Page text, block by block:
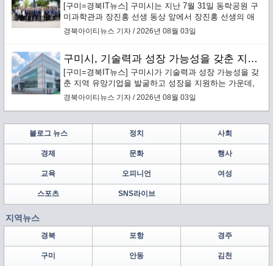
[구미=경북IT뉴스] 구미시는 지난 7월 31일 동락공원 구
미과학관과 장진홍 선생 동상 앞에서 장진홍 선생의 애
국정신을 기리는 ‘순국의사 장진홍 선생 96주기 추모
경북아이티뉴스 기자 / 2026년 08월 03일
구미시, 기술력과 성장 가능성을 갖춘 지역 유망기업 발굴·성장 지원
[구미=경북IT뉴스] 구미시가 기술력과 성장 가능성을 갖
춘 지역 유망기업을 발굴하고 성장을 지원하는 가운데,
구미에 본사를 둔 배터리 안전소재 전문기업 ㈜보백씨엔
점을 구축한다.
경북아이티뉴스 기자 / 2026년 08월 03일
블로그 뉴스 정치 사회
경제 문화 행사
교육 오피니언 여성
스포츠 SNS라이브
지역뉴스
경북 포항 경주
구미 안동 김천